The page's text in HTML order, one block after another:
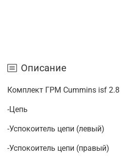
Описание
Комплект ГРМ Cummins isf 2.8
-Цепь
-Успокоитель цепи (левый)
-Успокоитель цепи (правый)